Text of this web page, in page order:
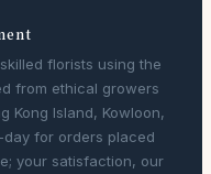
florists using the
from ethical growers
Kong Island, Kowloon,
for orders placed
your satisfaction, our